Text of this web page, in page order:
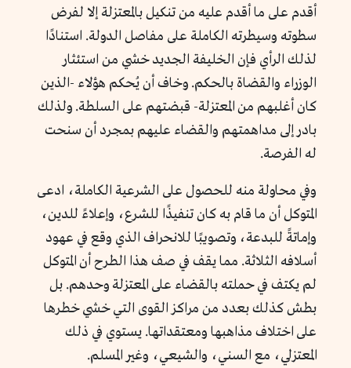
أقدم على ما أقدم عليه من تنكيل بالمعتزلة إلا لفرض
سطوته وسيطرته الكاملة على مفاصل الدولة. استنادًا
لذلك الرأي فإن الخليفة الجديد خشي من استئثار
الوزراء والقضاة بالحكم. وخاف أن يُحكم هؤلاء -الذين
كان أغلبهم من المعتزلة- قبضتهم على السلطة. ولذلك
بادر إلى مداهمتهم والقضاء عليهم بمجرد أن سنحت
له الفرصة.
وفي محاولة منه للحصول على الشرعية الكاملة، ادعى
المتوكل أن ما قام به كان تنفيذًا للشرع، وإعلاءً للدين،
وإماتةً للبدعة، وتصويبًا للانحراف الذي وقع في عهود
أسلافه الثلاثة. مما يقف في صف هذا الطرح أن المتوكل
لم يكتف في حملته بالقضاء على المعتزلة وحدهم. بل
بطش كذلك بعدد من مراكز القوى التي خشي خطرها
على اختلاف مذاهبها ومعتقداتها. يستوي في ذلك
المعتزلي، مع السني، والشيعي، وغير المسلم.